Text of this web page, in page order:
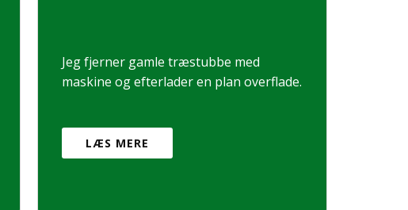
Jeg fjerner gamle træstubbe med
maskine og efterlader en plan overflade.
LÆS MERE